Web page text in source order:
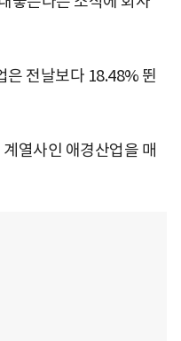
은 전날보다 18.48% 뛴
열사인 애경산업을 매